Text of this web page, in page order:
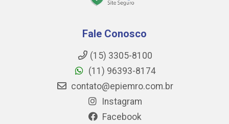
Fale Conosco
(15) 3305-8100
(11) 96393-8174
contato@epiemro.com.br
Instagram
Facebook